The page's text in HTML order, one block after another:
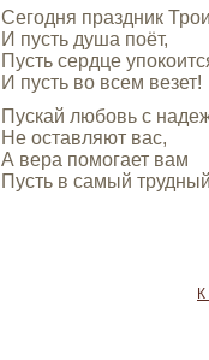
Сегодня праздник
И пусть душа поёт,
Пусть сердце
И пусть во всем везет!
Пускай любовь с
Не оставляют вас,
А вера помогает вам
Пусть в самый